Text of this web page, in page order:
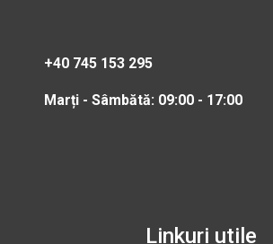
+40 745 153 295
Marți - Sâmbătă: 09:00 - 17:00
Linkuri utile